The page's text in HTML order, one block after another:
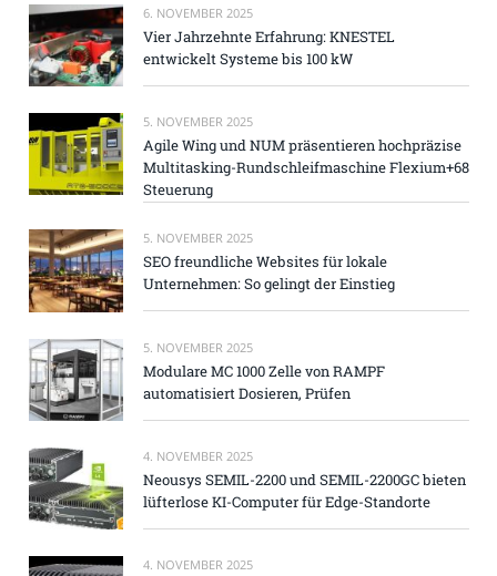
6. NOVEMBER 2025
Vier Jahrzehnte Erfahrung: KNESTEL
entwickelt Systeme bis 100 kW
5. NOVEMBER 2025
Agile Wing und NUM präsentieren hochpräzise
Multitasking-Rundschleifmaschine Flexium+68
Steuerung
5. NOVEMBER 2025
SEO freundliche Websites für lokale
Unternehmen: So gelingt der Einstieg
5. NOVEMBER 2025
Modulare MC 1000 Zelle von RAMPF
automatisiert Dosieren, Prüfen
4. NOVEMBER 2025
Neousys SEMIL-2200 und SEMIL-2200GC bieten
lüfterlose KI-Computer für Edge-Standorte
4. NOVEMBER 2025